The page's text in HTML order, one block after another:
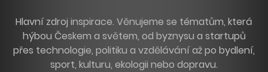
Hlavní zdroj inspirace. Věnujeme se tématům, která
hýbou Českem a světem, od byznysu a startupů
přes technologie, politiku a vzdělávání až po bydlení,
sport, kulturu, ekologii nebo dopravu.